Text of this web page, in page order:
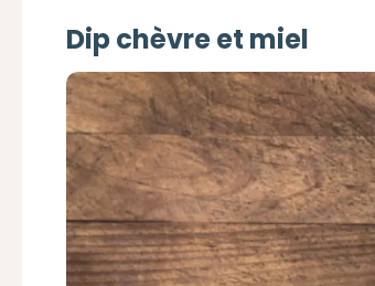
Dip chèvre et miel